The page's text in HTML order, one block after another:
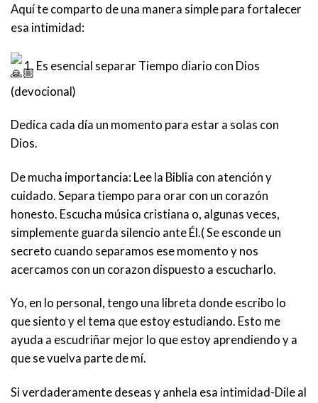
Aquí te comparto de una manera simple para fortalecer
esa intimidad:
1. Es esencial separar Tiempo diario con Dios
(devocional)
Dedica cada día un momento para estar a solas con
Dios.
De mucha importancia: Lee la Biblia con atención y
cuidado. Separa tiempo para orar con un corazón
honesto. Escucha música cristiana o, algunas veces,
simplemente guarda silencio ante Él.( Se esconde un
secreto cuando separamos ese momento y nos
acercamos con un corazon dispuesto a escucharlo.
Yo, en lo personal, tengo una libreta donde escribo lo
que siento y el tema que estoy estudiando. Esto me
ayuda a escudriñar mejor lo que estoy aprendiendo y a
que se vuelva parte de mí.
Si verdaderamente deseas y anhela esa intimidad-Dile al